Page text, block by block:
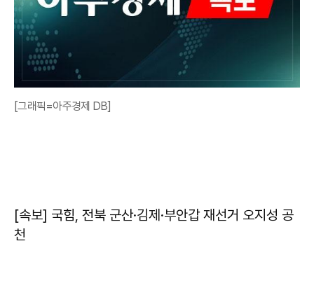
[그래픽=아주경제 DB]
[속보] 국힘, 전북 군산·김제·부안갑 재선거 오지성 공
천